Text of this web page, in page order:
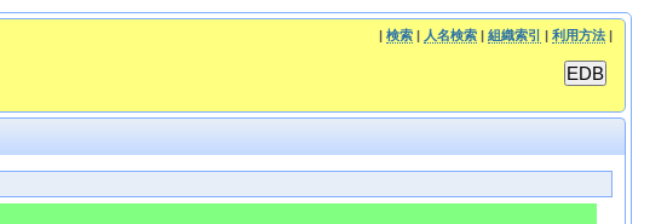
| 検索| 人名検索| 組織索引 | 利用方法|